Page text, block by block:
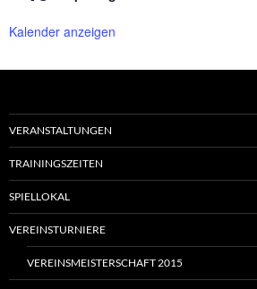
Kalender anzeigen
VERANSTALTUNGEN
TRAININGSZEITEN
SPIELLOKAL
VEREINSTURNIERE
VEREINSMEISTERSCHAFT 2015